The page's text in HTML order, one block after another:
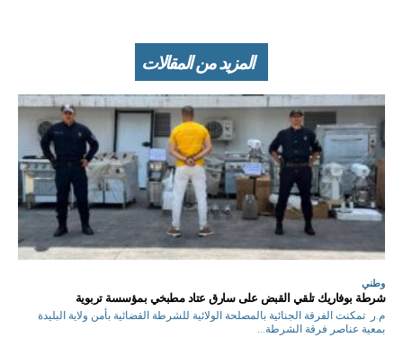
المزيد من المقالات
وطني
شرطة بوفاريك تلقي القبض على سارق عتاد مطبخي بمؤسسة تربوية
م.ر تمكنت الفرقة الجنائية بالمصلحة الولائية للشرطة القضائية بأمن ولاية البليدة
بمعية عناصر فرقة الشرطة...